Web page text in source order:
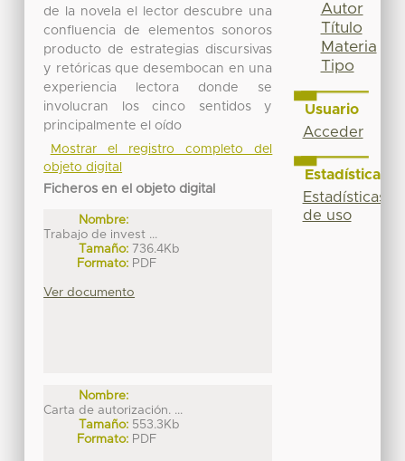
de la novela el lector descubre una
confluencia de elementos sonoros
producto de estrategias discursivas
y retóricas que desembocan en una
experiencia lectora donde se
involucran los cinco sentidos y
principalmente el oído
Mostrar el registro completo del
objeto digital
Ficheros en el objeto digital
Nombre:
Trabajo de invest ...
Tamaño: 736.4Kb
Formato: PDF
Ver documento
Nombre:
Carta de autorización. ...
Tamaño: 553.3Kb
Formato: PDF
Autor
Título
Materia
Tipo
Usuario
Acceder
Estadísticas
Estadísticas
de uso